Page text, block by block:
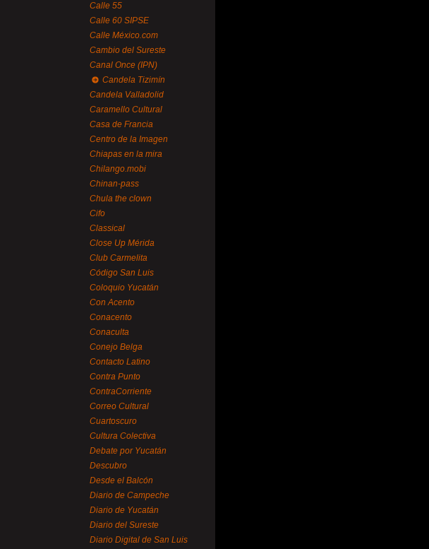
Calle 55
Calle 60 SIPSE
Calle México.com
Cambio del Sureste
Canal Once (IPN)
Candela Tizimín
Candela Valladolid
Caramello Cultural
Casa de Francia
Centro de la Imagen
Chiapas en la mira
Chilango.mobi
Chinan-pass
Chula the clown
Cifo
Classical
Close Up Mérida
Club Carmelita
Código San Luis
Coloquio Yucatán
Con Acento
Conacento
Conaculta
Conejo Belga
Contacto Latino
Contra Punto
ContraCorriente
Correo Cultural
Cuartoscuro
Cultura Colectiva
Debate por Yucatán
Descubro
Desde el Balcón
Diario de Campeche
Diario de Yucatán
Diario del Sureste
Diario Digital de San Luis